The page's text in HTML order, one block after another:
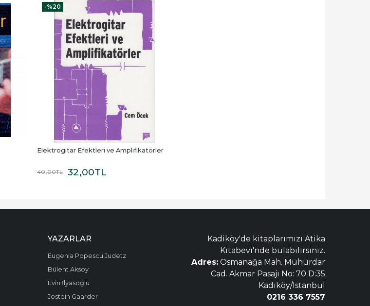
-%20
Elektrogitar Efektleri ve Amplifikatörler
40,00TL 32,00TL
YAZARLAR
Eugenia Popescu Judetz
Bülent Aksoy
Evin İlyasoğlu
Jostein Gaarder
Kadiköy'de kitaplarımızı Atika
Kitabevi'nde bulabilirsiniz.
Adres: Osmanağa Mah. Mühürdar
Cad. Akmar Pasajı No: 70 D:35
Kadıköy/Istanbul
0216 336 7557